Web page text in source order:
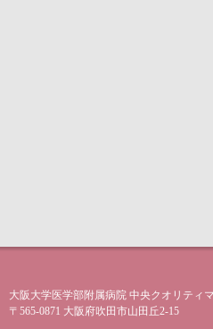
大阪大学医学部附属病院 中央クオリティ
〒565-0871 大阪府吹田市山田丘2-15